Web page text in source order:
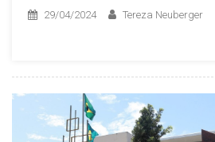
29/04/2024 Tereza Neuberger